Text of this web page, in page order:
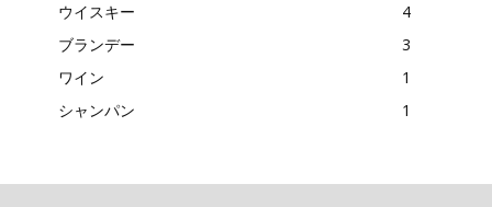
ウイスキー
4
ブランデー
3
ワイン
1
シャンパン
1